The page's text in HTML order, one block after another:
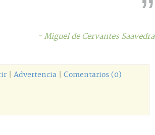
- Miguel de Cervantes Saavedra
Advertencia Comentarios (0)